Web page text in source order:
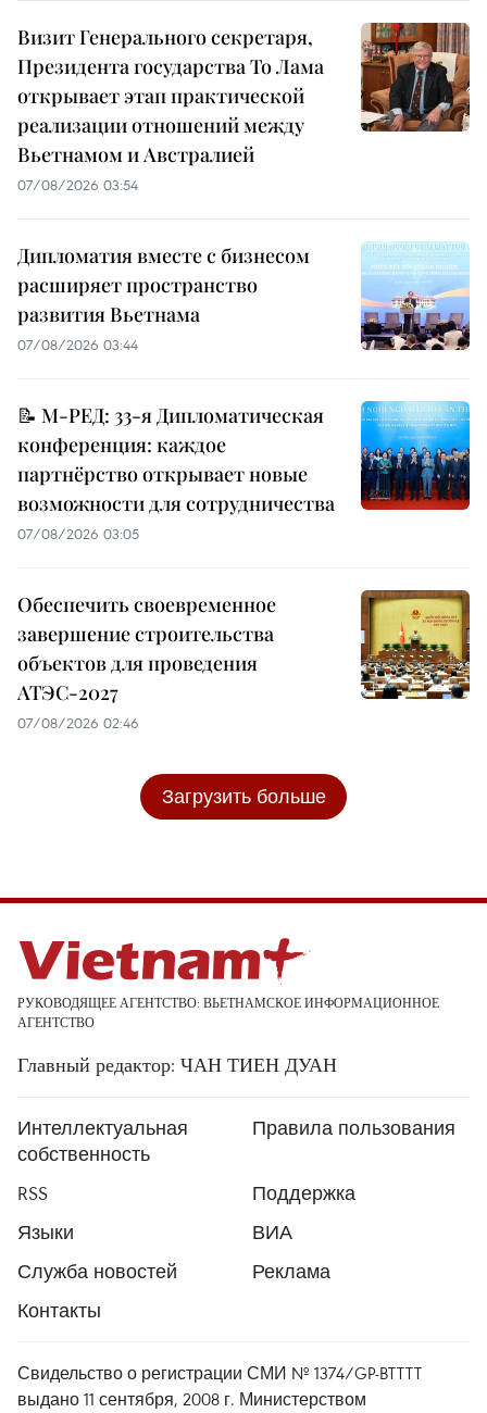
Визит Генерального секретаря,
Президента государства То Лама
открывает этап практической
реализации отношений между
Вьетнамом и Австралией
07/08/2026 03:54
Дипломатия вместе с бизнесом
расширяет пространство
развития Вьетнама
07/08/2026 03:44
📝 М-РЕД: 33-я Дипломатическая
конференция: каждое
партнёрство открывает новые
возможности для сотрудничества
07/08/2026 03:05
Обеспечить своевременное
завершение строительства
объектов для проведения
АТЭС-2027
07/08/2026 02:46
Загрузить больше
РУКОВОДЯЩЕЕ АГЕНТСТВО: ВЬЕТНАМСКОЕ ИНФОРМАЦИОННОЕ
АГЕНТСТВО
Главный редактор: ЧАН ТИЕН ДУАН
Интеллектуальная
собственность
Правила пользования
RSS
Поддержка
Языки
ВИА
Служба новостей
Реклама
Контакты
Свидельство о регистрации СМИ № 1374/GP-BTTTT
выдано 11 сентября, 2008 г. Министерством